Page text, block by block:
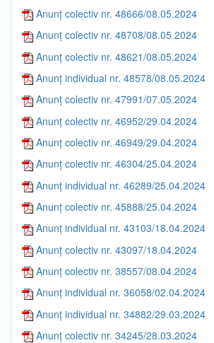
Anunț colectiv nr. 48666/08.05.2024
Anunț colectiv nr. 48708/08.05.2024
Anunț colectiv nr. 48621/08.05.2024
Anunț individual nr. 48578/08.05.2024
Anunț colectiv nr. 47991/07.05.2024
Anunț colectiv nr. 46952/29.04.2024
Anunț colectiv nr. 46949/29.04.2024
Anunț colectiv nr. 46304/25.04.2024
Anunț individual nr. 46289/25.04.2024
Anunț colectiv nr. 45888/25.04.2024
Anunț individual nr. 43103/18.04.2024
Anunț colectiv nr. 43097/18.04.2024
Anunț colectiv nr. 38557/08.04.2024
Anunț individual nr. 36058/02.04.2024
Anunț individual nr. 34882/29.03.2024
Anunț colectiv nr. 34245/28.03.2024